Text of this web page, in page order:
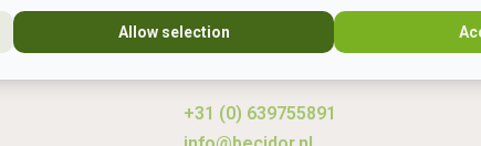
10 jaar ijzerloos en wonen in een paddock
paradise. Sinds 20
+31 (0) 639755891
Allow selection